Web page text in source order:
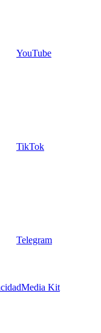
YouTube
TikTok
Telegram
Media Kit